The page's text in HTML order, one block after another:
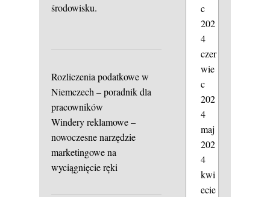
środowisku.
Rozliczenia podatkowe w
Niemczech – poradnik dla
pracowników
Windery reklamowe –
nowoczesne narzędzie
marketingowe na
wyciągnięcie ręki
c
202
4
czer
wie
c
202
4
maj
202
4
kwi
ecie